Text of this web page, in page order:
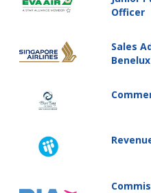
Officer
Sales
Benelux